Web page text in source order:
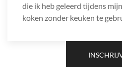
die ik heb geleerd tijdens
koken zonder keuken te